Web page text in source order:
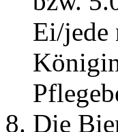
Ei/jede
Die